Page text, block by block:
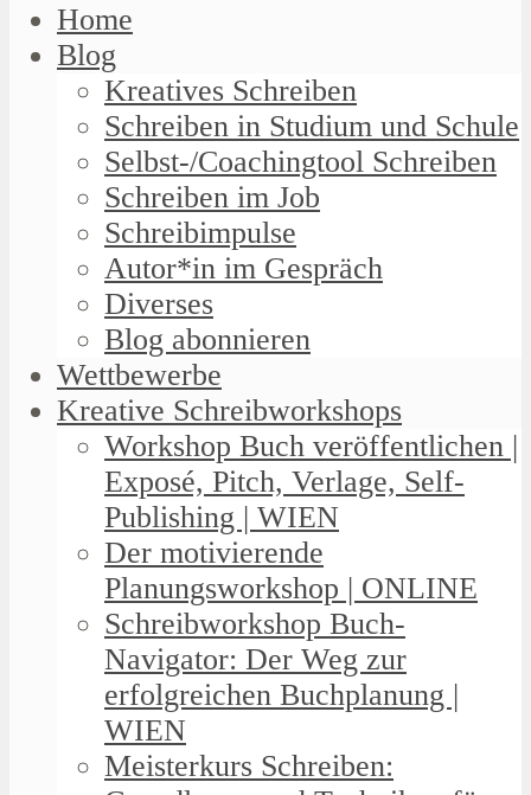
Home
Blog
Kreatives Schreiben
Schreiben in Studium und Schule
Selbst-/Coachingtool Schreiben
Schreiben im Job
Schreibimpulse
Autor*in im Gespräch
Diverses
Blog abonnieren
Wettbewerbe
Kreative Schreibworkshops
Workshop Buch veröffentlichen |
Exposé, Pitch, Verlage, Self-
Publishing | WIEN
Der motivierende
Planungsworkshop | ONLINE
Schreibworkshop Buch-
Navigator: Der Weg zur
erfolgreichen Buchplanung |
WIEN
Meisterkurs Schreiben: